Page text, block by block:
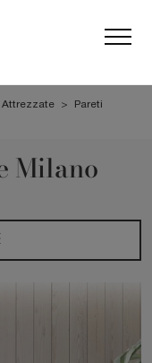
Attrezzate >
Pareti
Milano